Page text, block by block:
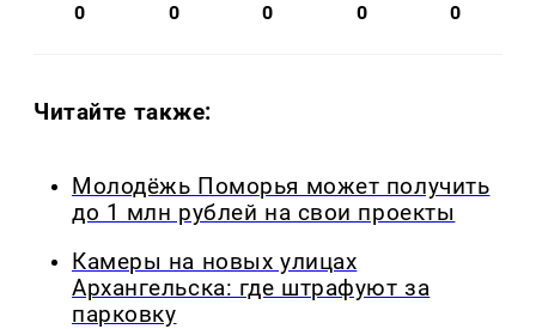
0 0 0 0 0
Читайте также:
Молодёжь Поморья может получить
до 1 млн рублей на свои проекты
Камеры на новых улицах
Архангельска: где штрафуют за
парковку